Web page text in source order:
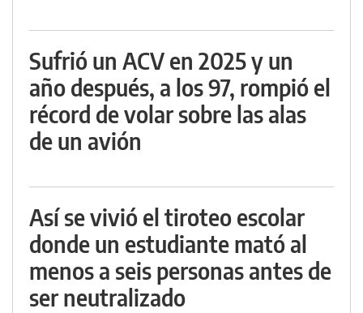
Sufrió un ACV en 2025 y un
año después, a los 97, rompió el
récord de volar sobre las alas
de un avión
Así se vivió el tiroteo escolar
donde un estudiante mató al
menos a seis personas antes de
ser neutralizado